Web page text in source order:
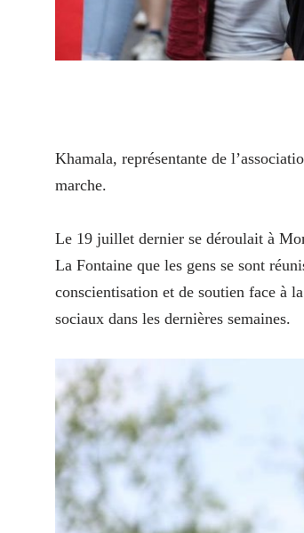
Khamala, représentante de
marche.
Le 19 juillet dernier se déroulait à
La Fontaine que les gens se sont
conscientisation et de soutien face à
sociaux dans les dernières semaines.